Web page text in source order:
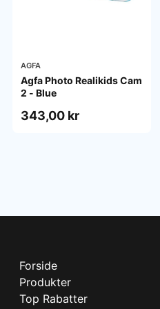
AGFA
Agfa Photo Realikids Cam
2 - Blue
343,00 kr
Forside
Produkter
Top Rabatter